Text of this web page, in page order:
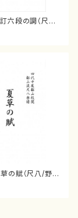
段の調（尺八/
都山no:1142
の賦（尺八/野村
流公刊楽譜曲